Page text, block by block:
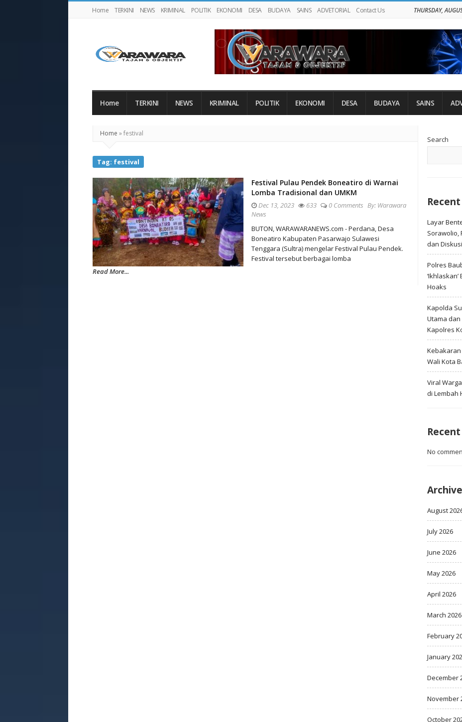
Home TERKINI NEWS KRIMINAL POLITIK EKONOMI DESA BUDAYA SAINS ADVETORIAL Contact Us THURSDAY,
Home TERKINI NEWS KRIMINAL POLITIK EKONOMI DESA BUDAYA SAINS
Home »festival
Tag: festival
Festival Pulau Pendek Boneatiro di Warnai
Lomba Tradisional dan UMKM
Dec 13, 2023 633 0 Comments By: Warawara
News
BUTON, WARAWARANEWS.com - Perdana, Desa
Boneatiro Kabupaten Pasarwajo Sulawesi
Tenggara (Sultra) mengelar Festival Pulau Pendek.
Festival tersebut berbagai lomba
Read More...
Sidebar
Search
Layar
Sorawolio,
dan
Polres
Hoaks
Kapolda
Utama dan
Kapolres
Kebakaran
Wali Kota
Viral
di Lembah
No
August
July 2026
June 2026
May 2026
April 2026
March 2026
February
January
December
November
October